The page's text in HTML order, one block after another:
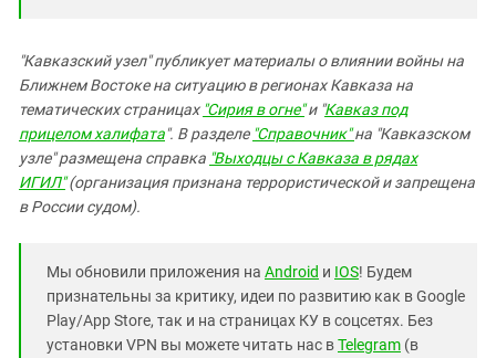
"Кавказский узел" публикует материалы о влиянии войны на
Ближнем Востоке на ситуацию в регионах Кавказа на
тематических страницах "Сирия в огне"и "Кавказ под
прицелом халифата". В разделе "Справочник"на "Кавказском
узле" размещена справка "Выходцы с Кавказа в рядах
ИГИЛ"(организация признана террористической и запрещена
в России судом).
Мы обновили приложения на Android и IOS! Будем
признательны за критику, идеи по развитию как в Google
Play/App Store, так и на страницах КУ в соцсетях. Без
установки VPN вы можете читать нас вTelegram (в